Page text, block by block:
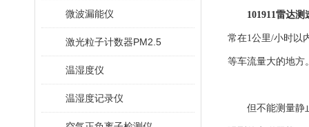
微波漏能仪
激光粒子计数器PM2.5
温湿度仪
温湿度记录仪
101911雷达测
常在1公里/小时以
等车流量大的地方
但不能测量静止